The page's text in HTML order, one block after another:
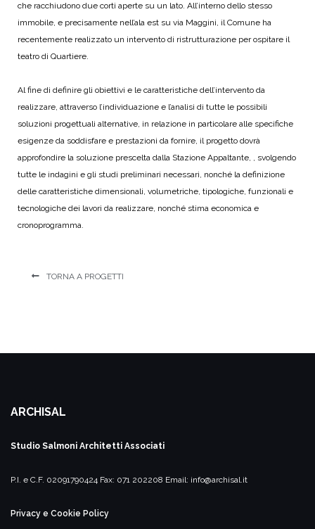
che racchiudono due corti aperte su un lato. All’interno dello stesso
immobile, e precisamente nell’ala est su via Maggini, il Comune ha
recentemente realizzato un intervento di ristrutturazione per ospitare il
teatro di Quartiere.
Al fine di definire gli obiettivi e le caratteristiche dell’intervento da
realizzare, attraverso l’individuazione e l’analisi di tutte le possibili
soluzioni progettuali alternative, in relazione in particolare alle specifiche
esigenze da soddisfare e prestazioni da fornire, il progetto dovrà
approfondire la soluzione prescelta dalla Stazione Appaltante, , svolgendo
tutte le indagini e gli studi preliminari necessari, nonché la definizione
delle caratteristiche dimensionali, volumetriche, tipologiche, funzionali e
tecnologiche dei lavori da realizzare, nonché stima economica e
cronoprogramma.
TORNA A PROGETTI
ARCHISAL
Studio Salmoni Architetti Associati
P.I. e C.F. 02091790424 Fax: 071 202208 Email: info@archisal.it
Privacy e Cookie Policy